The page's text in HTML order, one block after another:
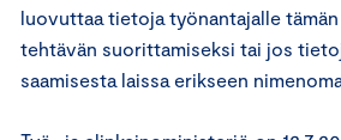
luovuttaa tietoja työnantajalle
tehtävän suorittamiseksi tai jos
saamisesta laissa erikseen